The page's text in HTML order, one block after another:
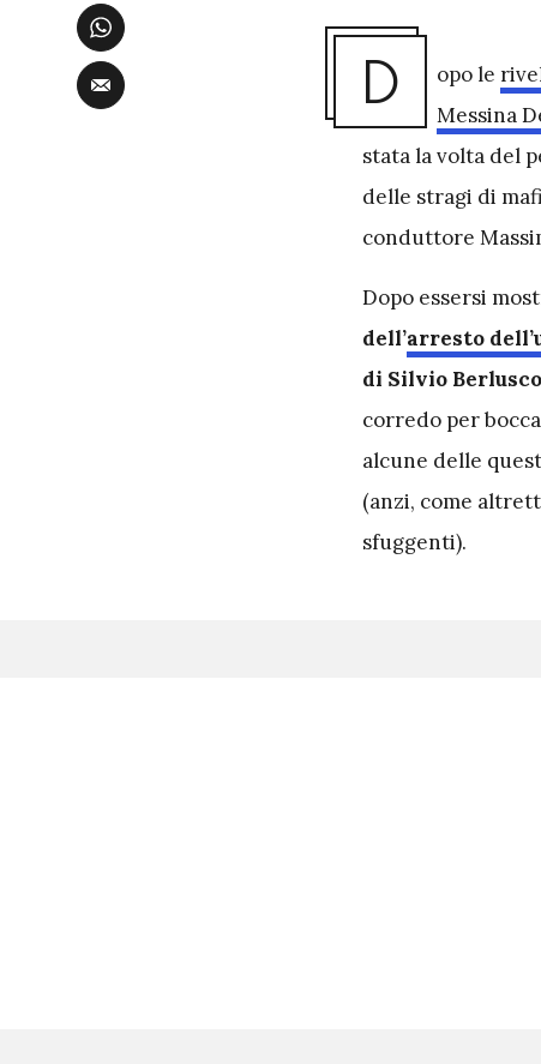
D opo le
Messina
stata la volta del
delle stragi di
conduttore
Dopo essersi
dell’arresto
di Silvio
corredo per
alcune delle
(anzi, come
sfuggenti).